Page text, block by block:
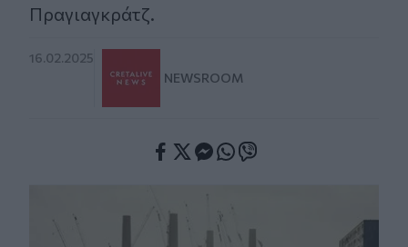
Πραγιαγκράτζ.
16.02.2025
NEWSROOM